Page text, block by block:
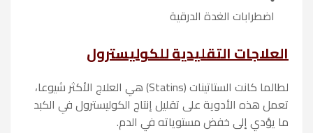
اضطرابات الغدة الدرقية
العلاجات التقليدية للكوليسترول
لطالما كانت الستاتينات (Statins) هي العلاج الأكثر شيوعا،
تعمل هذه الأدوية على تقليل إنتاج الكوليسترول في الكبد
ما يؤدي إلى خفض مستوياته في الدم.